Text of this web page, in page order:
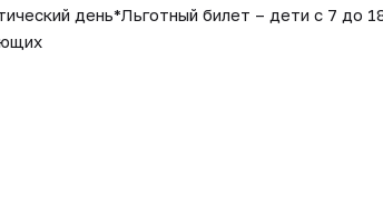
день*Льготный билет – дети с 7 до